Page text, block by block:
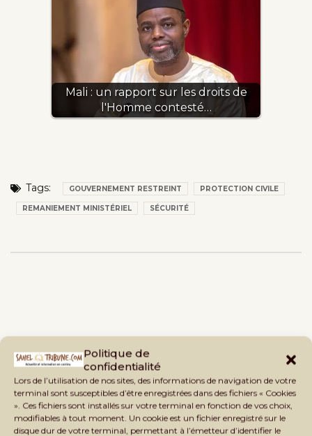
Politique de
confidentialité
Lors de l’utilisation de nos sites, des informations de navigation de votre
terminal sont susceptibles d’être enregistrées dans des fichiers « Cookies
». Ces fichiers sont installés sur votre terminal en fonction de vos choix,
modifiables à tout moment. Un cookie est un fichier enregistré sur le
disque dur de votre terminal, permettant à l’émetteur d’identifier le
Mali : un rapport sur les droits de
l'Homme contesté…
Tags: GOUVERNEMENT RESTREINT PROTECTION CIVILE
REMANIEMENT MINISTÉRIEL SÉCURITÉ